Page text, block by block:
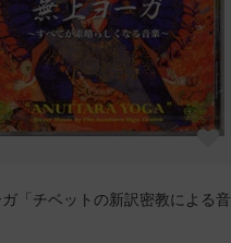
「チベットの新訳密教による音